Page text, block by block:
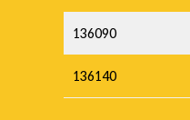
136090
136140